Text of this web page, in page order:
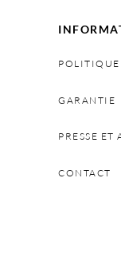
GARANTIE
PRESSE ET
CONTACT